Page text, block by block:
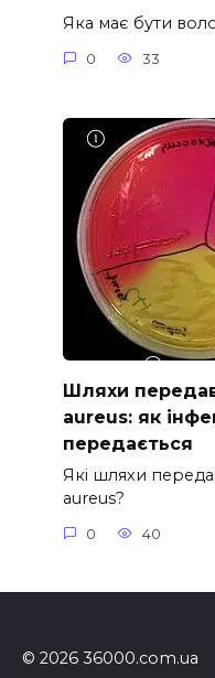
Яка має бути
0 33
Шляхи
aureus: як
передається
Які шляхи
aureus?
0 40
© 2026 36000.com.ua